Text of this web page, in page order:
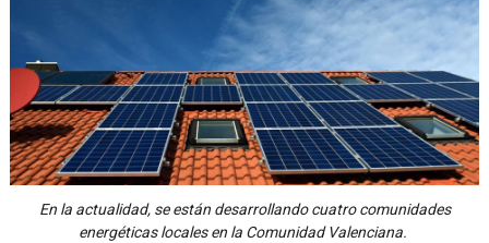
En la actualidad, se están desarrollando cuatro comunidades
energéticas locales en la Comunidad Valenciana.